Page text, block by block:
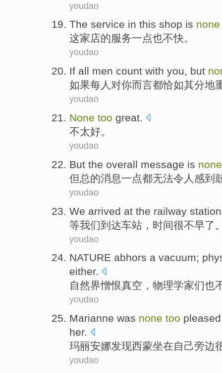
youdao
The service in this shop is none
这家店的服务一点也不快。
youdao
If all men count with you, but
如果每人 对你而言都恰如其分地
youdao
None too great.
不太好。
youdao
But the overall message is none
但总的消息一点都无法令人感到
youdao
We arrived at the railway
等我们到达车站 ，时间很不早了
youdao
NATURE abhors a vacuum;
either.
自然界憎恨真空 ， 物理学家们也
youdao
Marianne was none too
her.
玛丽安娜发现西蒙坐在自己旁边
youdao